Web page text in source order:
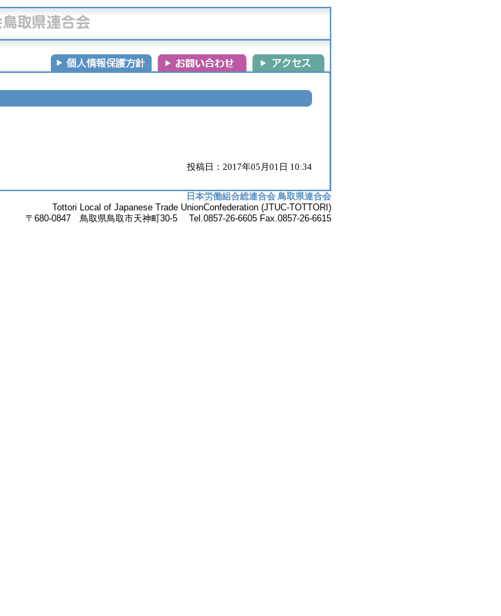
投稿日：2017年05月01日 10:34
日本労働組合総連合会 鳥取県連合会
Tottori Local of Japanese Trade UnionConfederation (JTUC-TOTTORI)
〒680-0847 鳥取県鳥取市天神町30-5 Tel.0857-26-6605 Fax.0857-26-6615